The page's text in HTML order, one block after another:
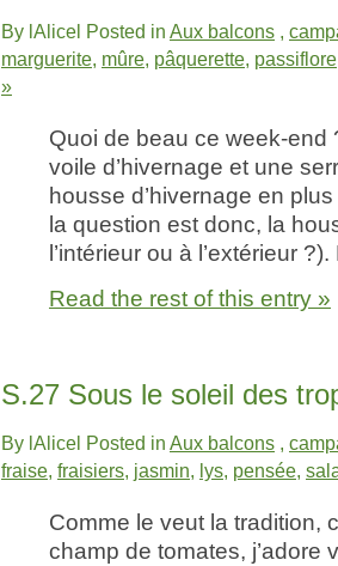
By lAlicel Posted in Aux balcons ,
marguerite, mûre, pâquerette, passiflore
»
Quoi de beau ce week-end
voile d’hivernage et une
housse d’hivernage en
la question est donc, la
l’intérieur ou à l’extérieur
Read the rest of this entry »
S.27 Sous le soleil des
By lAlicel Posted in Aux balcons ,
fraise, fraisiers, jasmin, lys, pensée,
Comme le veut la tradition,
champ de tomates, j’adore